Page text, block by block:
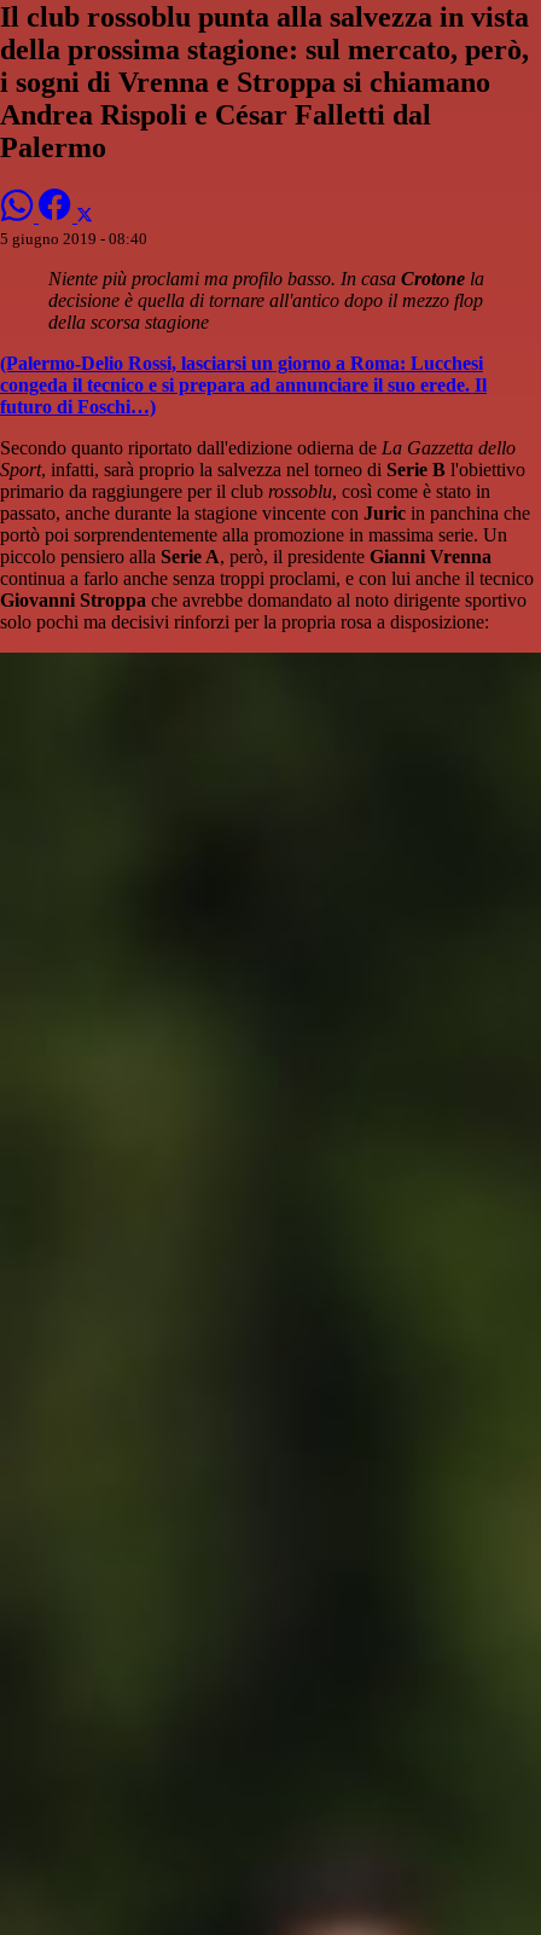
Il club rossoblu punta alla salvezza in vista
della prossima stagione: sul mercato, però,
i sogni di Vrenna e Stroppa si chiamano
Andrea Rispoli e César Falletti dal
Palermo
5 giugno 2019 - 08:40
Niente più proclami ma profilo basso. In casa Crotone la
decisione è quella di tornare all'antico dopo il mezzo flop
della scorsa stagione
(Palermo-Delio Rossi, lasciarsi un giorno a Roma: Lucchesi
congeda il tecnico e si prepara ad annunciare il suo erede. Il
futuro di Foschi…)
Secondo quanto riportato dall'edizione odierna de La Gazzetta dello
Sport, infatti, sarà proprio la salvezza nel torneo di Serie B l'obiettivo
primario da raggiungere per il club rossoblu, così come è stato in
passato, anche durante la stagione vincente con Juric in panchina che
portò poi sorprendentemente alla promozione in massima serie. Un
piccolo pensiero alla Serie A, però, il presidente Gianni Vrenna
continua a farlo anche senza troppi proclami, e con lui anche il tecnico
Giovanni Stroppa che avrebbe domandato al noto dirigente sportivo
solo pochi ma decisivi rinforzi per la propria rosa a disposizione: